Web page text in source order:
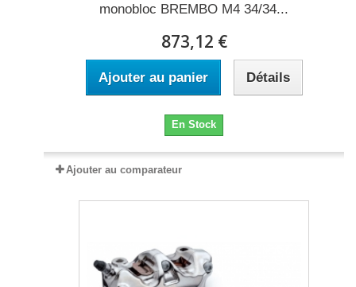
monobloc BREMBO M4 34/34...
873,12 €
Ajouter au panier Détails
En Stock
Ajouter au comparateur